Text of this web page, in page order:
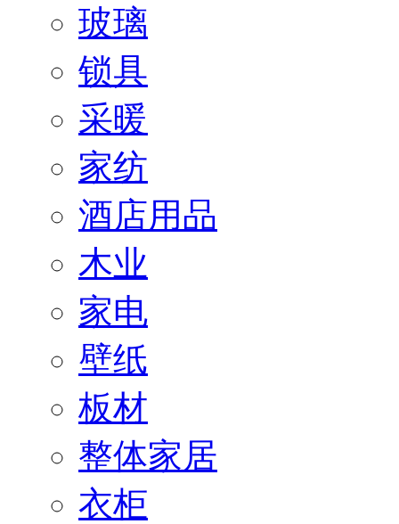
玻璃
锁具
采暖
家纺
酒店用品
木业
家电
壁纸
板材
整体家居
衣柜